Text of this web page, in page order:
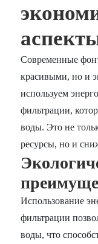
Современные
красивыми, но и
используем
фильтрации,
воды. Это не
ресурсы, но и
Использование
фильтрации
воды, что